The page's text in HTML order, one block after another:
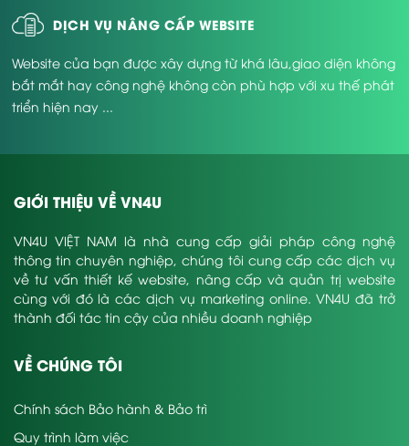
DỊCH VỤ NÂNG CẤP WEBSITE
Website của bạn được xây dựng từ khá lâu,giao diện không
bắt mắt hay công nghệ không còn phù hợp với xu thế phát
triển hiện nay ...
GIỚI THIỆU VỀ VN4U
VN4U VIỆT NAM là nhà cung cấp giải pháp công nghệ
thông tin chuyên nghiệp, chúng tôi cung cấp các dịch vụ
về tư vấn thiết kế website, nâng cấp và quản trị website
cùng với đó là các dịch vụ marketing online. VN4U đã trở
thành đối tác tin cậy của nhiều doanh nghiệp
VỀ CHÚNG TÔI
Chính sách Bảo hành & Bảo trì
Quy trình làm việc